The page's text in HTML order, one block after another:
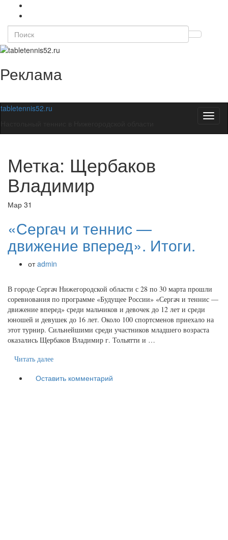
Search
for:
Реклама
Вкл/
tabletennis52.ru
Метка: Щербаков
Владимир
Мар 31
«Сергач и теннис —
движение вперед». Итоги.
отadmin
В городе Сергач Нижегородской области с 28 по 30 марта прошли
соревнования по программе «Будущее России» «Сергач и теннис —
движение вперед» среди мальчиков и девочек до 12 лет и среди
юношей и девушек до 16 лет. Около 100 спортсменов приехало на
этот турнир. Сильнейшими среди участников младшего возраста
оказались Щербаков Владимир г. Тольятти и …
Читать далее
Оставить комментарий